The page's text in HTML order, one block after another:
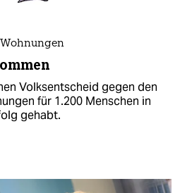
Volksentscheid gegen den
für 1.200 Menschen in
gehabt.